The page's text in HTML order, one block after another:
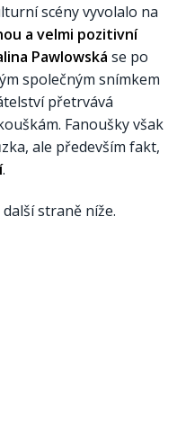
scény vyvolalo na
a velmi pozitivní
Pawlowská se po
společným snímkem
přetrvává
Fanoušky však
ale především fakt,
.
straně níže.